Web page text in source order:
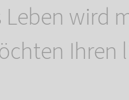
Leben wird
Ihren